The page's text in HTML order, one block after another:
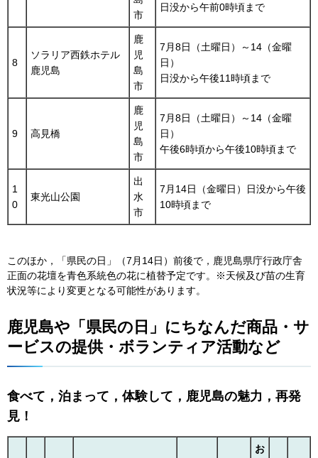
市
日没から午前0時頃まで
8
ソラリア西鉄ホテル
鹿児島
鹿
児
島
市
7月8日（土曜日）～14（金曜
日）
日没から午後11時頃まで
9 高見橋
鹿
児
島
市
7月8日（土曜日）～14（金曜
日）
午後6時頃から午後10時頃まで
1
0
東光山公園
出
水
市
7月14日（金曜日）日没から午後
10時頃まで
このほか，「県民の日」（7月14日）前後で，鹿児島県庁行政庁舎
正面の花壇を青色系統色の花に植替予定です。※天候及び苗の生育
状況等により変更となる可能性があります。
鹿児島や「県民の日」にちなんだ商品・サ
ービスの提供・ボランティア活動など
食べて，泊まって，体験して，鹿児島の魅力，再発
見！
お